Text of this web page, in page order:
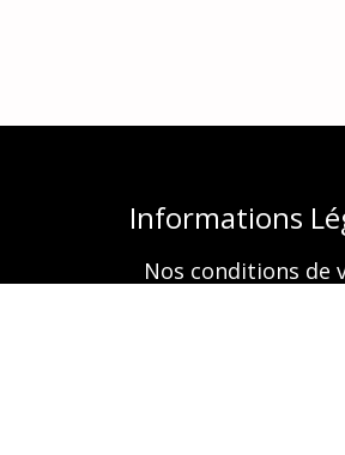
Informations
Nos conditions de